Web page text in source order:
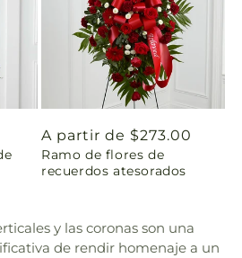
Precio
habitual
A partir de $273.00
Ramo de flores de
recuerdos atesorados
y las coronas son una
de rendir homenaje a un